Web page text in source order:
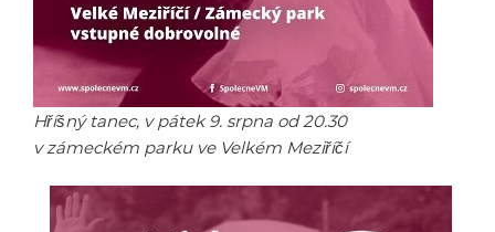
Hříšný tanec, v pátek 9. srpna od 20.30
v zámeckém parku ve Velkém Meziříčí